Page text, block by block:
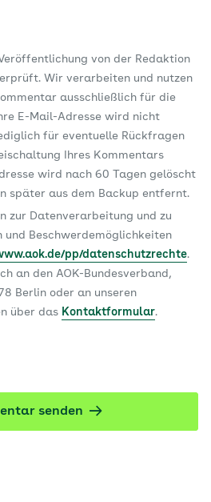
von der Redaktion
Wir verarbeiten und nutzen
ausschließlich für die
E-Mail-Adresse wird nicht
für eventuelle Rückfragen
Ihres Kommentars
wird nach 60 Tagen gelöscht
später aus dem Backup entfernt.
zur Datenverarbeitung und zu
und Beschwerdemöglichkeiten
pp/datenschutzrechte.
an den AOK-Bundesverband,
Berlin oder an unseren
über das Kontaktformular.
senden